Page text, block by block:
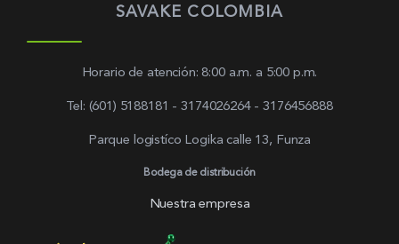
SAVAKE COLOMBIA
Horario de atención: 8:00 a.m. a 5:00 p.m.
Tel: (601) 5188181 - 3174026264 - 3176456888
Parque logistíco Logika calle 13, Funza
Bodega de distribución
Nuestra empresa